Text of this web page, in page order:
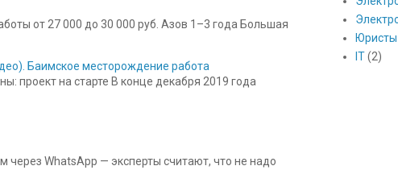
от 27 000 до 30 000 руб. Азов 1–3 года Большая
Баимское месторождение работа
проект на старте В конце декабря 2019 года
через WhatsApp — эксперты считают, что не надо
Юристы
IT (2)